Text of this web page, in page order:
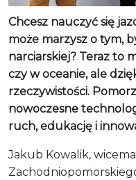
Chcesz nauczyć się
może marzysz o tym,
narciarskiej? Teraz to
czy w oceanie, ale
rzeczywistości.
nowoczesne
ruch, edukację i
Jakub Kowalik,